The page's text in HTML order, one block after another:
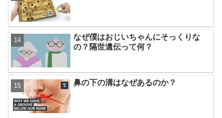
なぜ僕はおじいちゃんにそっくりな
の？隔世遺伝って何？
鼻の下の溝はなぜあるのか？